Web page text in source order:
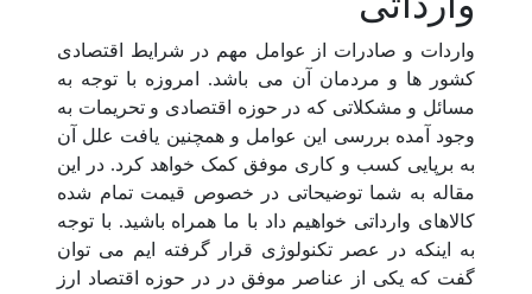
واردات و صادرات از عوامل مهم در شرایط اقتصادی
کشور ها و مردمان آن می باشد. امروزه با توجه به
مسائل و مشکلاتی که در حوزه اقتصادی و تحریمات به
وجود آمده بررسی این عوامل و همچنین یافت علل آن
به برپایی کسب و کاری موفق کمک خواهد کرد. در این
مقاله به شما توضیحاتی در خصوص قیمت تمام شده
کالاهای وارداتی خواهیم داد با ما همراه باشید. با توجه
به اینکه در عصر تکنولوژی قرار گرفته ایم می توان
گفت که یکی از عناصر موفق در در حوزه اقتصاد ارز